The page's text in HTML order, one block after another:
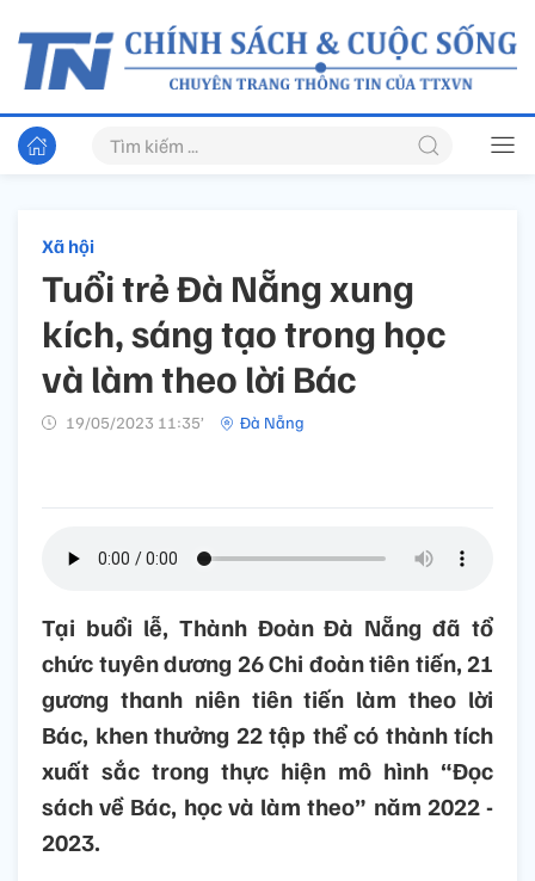
Xã hội
Tuổi trẻ Đà Nẵng xung
kích, sáng tạo trong học
và làm theo lời Bác
19/05/2023 11:35’ Đà Nẵng
Tại buổi lễ, Thành Đoàn Đà Nẵng đã tổ
chức tuyên dương 26 Chi đoàn tiên tiến, 21
gương thanh niên tiên tiến làm theo lời
Bác, khen thưởng 22 tập thể có thành tích
xuất sắc trong thực hiện mô hình “Đọc
sách về Bác, học và làm theo” năm 2022 -
2023.